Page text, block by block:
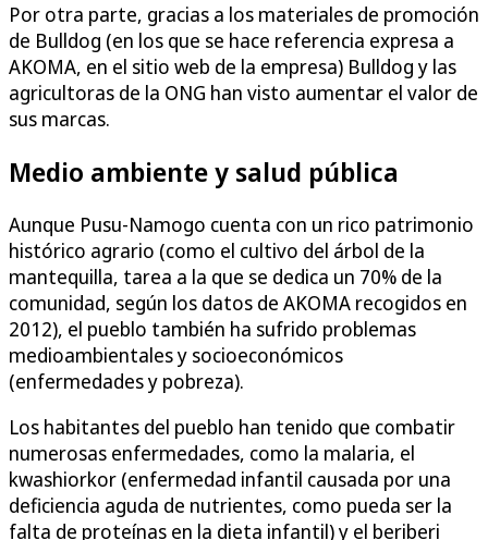
Por otra parte, gracias a los materiales de promoción
de Bulldog (en los que se hace referencia expresa a
AKOMA, en el sitio web de la empresa) Bulldog y las
agricultoras de la ONG han visto aumentar el valor de
sus marcas.
Medio ambiente y salud pública
Aunque Pusu-Namogo cuenta con un rico patrimonio
histórico agrario (como el cultivo del árbol de la
mantequilla, tarea a la que se dedica un 70% de la
comunidad, según los datos de AKOMA recogidos en
2012), el pueblo también ha sufrido problemas
medioambientales y socioeconómicos
(enfermedades y pobreza).
Los habitantes del pueblo han tenido que combatir
numerosas enfermedades, como la malaria, el
kwashiorkor (enfermedad infantil causada por una
deficiencia aguda de nutrientes, como pueda ser la
falta de proteínas en la dieta infantil) y el beriberi